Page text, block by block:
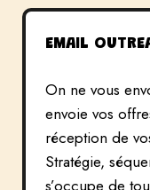
EMAIL
On ne vous
envoie vos
réception de
Stratégie,
s’occupe de